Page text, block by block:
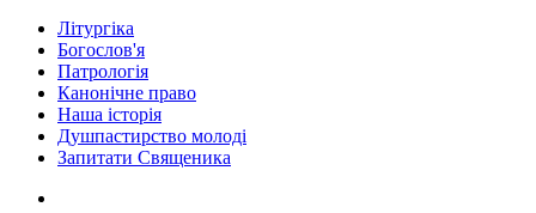
Літургіка
Богослов'я
Патрологія
Канонічне право
Наша історія
Душпастирство молоді
Запитати Священика